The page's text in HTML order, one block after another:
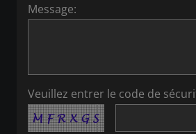
Message:
Veuillez entrer le code de